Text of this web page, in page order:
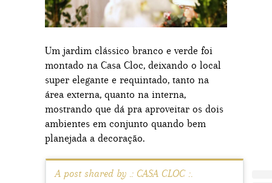
Um jardim clássico branco e verde foi
montado na Casa Cloc, deixando o local
super elegante e requintado, tanto na
área externa, quanto na interna,
mostrando que dá pra aproveitar os dois
ambientes em conjunto quando bem
planejada a decoração.
A post shared by .: CASA CLOC :.